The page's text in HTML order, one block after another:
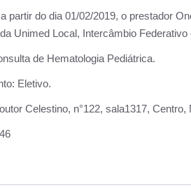
partir do dia 01/02/2019, o prestador
Unimed Local, Intercâmbio Federativo
de Hematologia Pediátrica.
Eletivo.
Celestino, n°122, sala1317, Centro,